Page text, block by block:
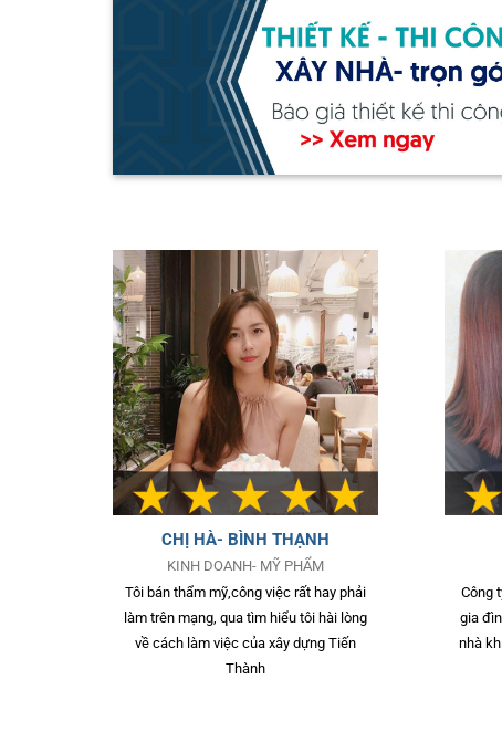
CHỊ HÀ- BÌNH THẠNH
KINH DOANH- MỸ PHẨM
Tôi bán thẩm mỹ,công việc rất hay phải
làm trên mạng, qua tìm hiểu tôi hài lòng
về cách làm việc của xây dựng Tiến
Thành
Công
gia
nhà